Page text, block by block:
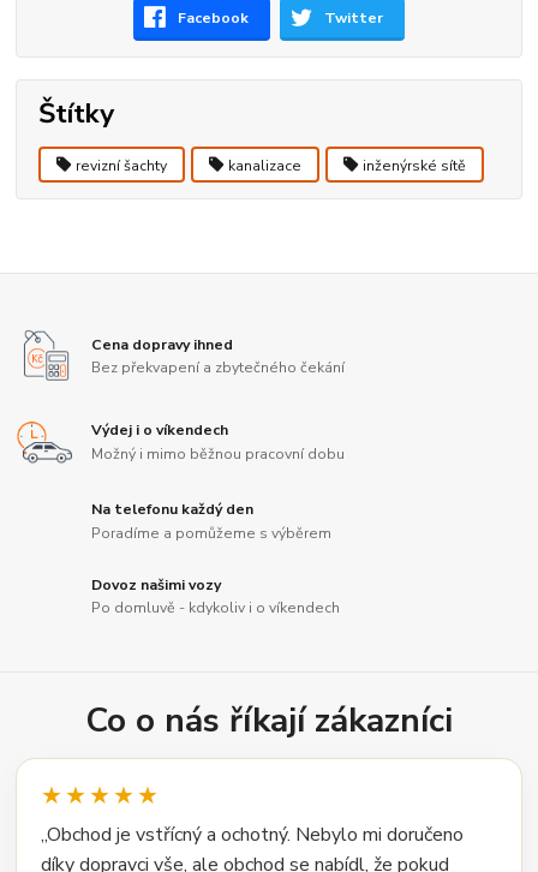
Facebook Twitter
Štítky
revizní šachty kanalizace inženýrské sítě
Cena dopravy ihned
Bez překvapení a zbytečného čekání
Výdej i o víkendech
Možný i mimo běžnou pracovní dobu
Na telefonu každý den
Poradíme a pomůžeme s výběrem
Dovoz našimi vozy
Po domluvě - kdykoliv i o víkendech
Co o nás říkají zákazníci
★★★★★
„Obchod je vstřícný a ochotný. Nebylo mi doručeno
díky dopravci vše, ale obchod se nabídl, že pokud